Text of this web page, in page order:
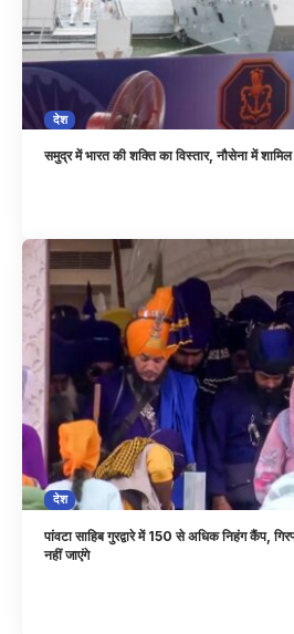
देश
समुद्र में भारत की शक्ति का विस्तार, नौसेना में
देश
पांवटा साहिब गुरद्वारे में 150 से अधिक निहंग कैंप,
नहीं जाएंगे